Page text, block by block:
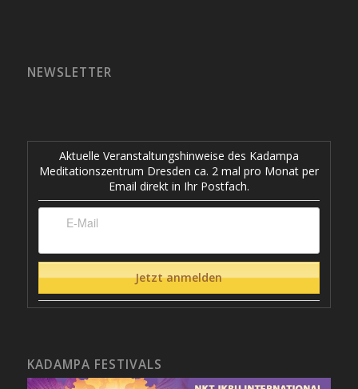
NEWSLETTER
Aktuelle Veranstaltungshinweise des Kadampa
Meditationszentrum Dresden ca. 2 mal pro Monat per
Email direkt in Ihr Postfach.
KADAMPA FESTIVALS